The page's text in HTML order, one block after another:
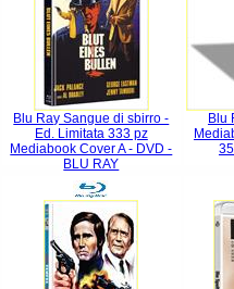
Blu Ray Sangue di sbirro -
Ed. Limitata 333 pz
Mediabook Cover A - DVD -
BLU RAY
Blu